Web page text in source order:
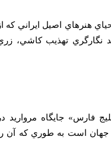
1309 را جرياني در جهت احياي هنرهاي اصيل ايراني كه
نگارگري تهذيب كاشي،
فارس» جايگاه مرواريد
جهان است به طوري كه آن